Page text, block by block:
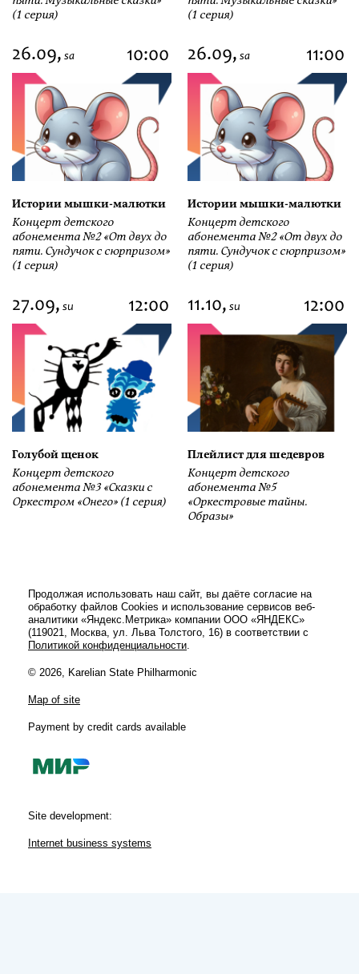
(1 серия)
(1 серия)
26.09, sa 10:00
Истории мышки-малютки
Концерт детского
абонемента №2 «От двух до
пяти. Сундучок с сюрпризом»
(1 серия)
26.09, sa 11:00
Истории мышки-малютки
Концерт детского
абонемента №2 «От двух до
пяти. Сундучок с сюрпризом»
(1 серия)
27.09, su 12:00
Голубой щенок
Концерт детского
абонемента №3 «Сказки с
Оркестром «Онего» (1 серия)
11.10, su 12:00
Плейлист для шедевров
Концерт детского
абонемента №5
«Оркестровые тайны.
Образы»
Продолжая использовать наш сайт, вы даёте согласие на
обработку файлов Cookies и использование сервисов веб-
аналитики «Яндекс.Метрика» компании ООО «ЯНДЕКС»
(119021, Москва, ул. Льва Толстого, 16) в соответствии с
Политикой конфиденциальности.
© 2026, Karelian State Philharmonic
Map of site
Payment by credit cards available
Site development:
Internet business systems